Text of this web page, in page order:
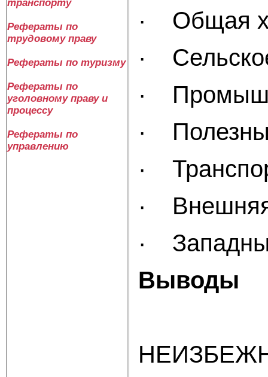
транспорту
Рефераты по
трудовому праву
Рефераты по туризму
Рефераты по
уголовному праву и
процессу
Рефераты по
управлению
·
·
·
·
·
·
·